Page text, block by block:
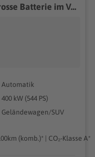
Ford F-150 Lightning Flash grosse Batterie im Vorlauf
Automatik
400 kW (544 PS)
Geländewagen/SUV
(komb.)* | CO₂-Klasse A*